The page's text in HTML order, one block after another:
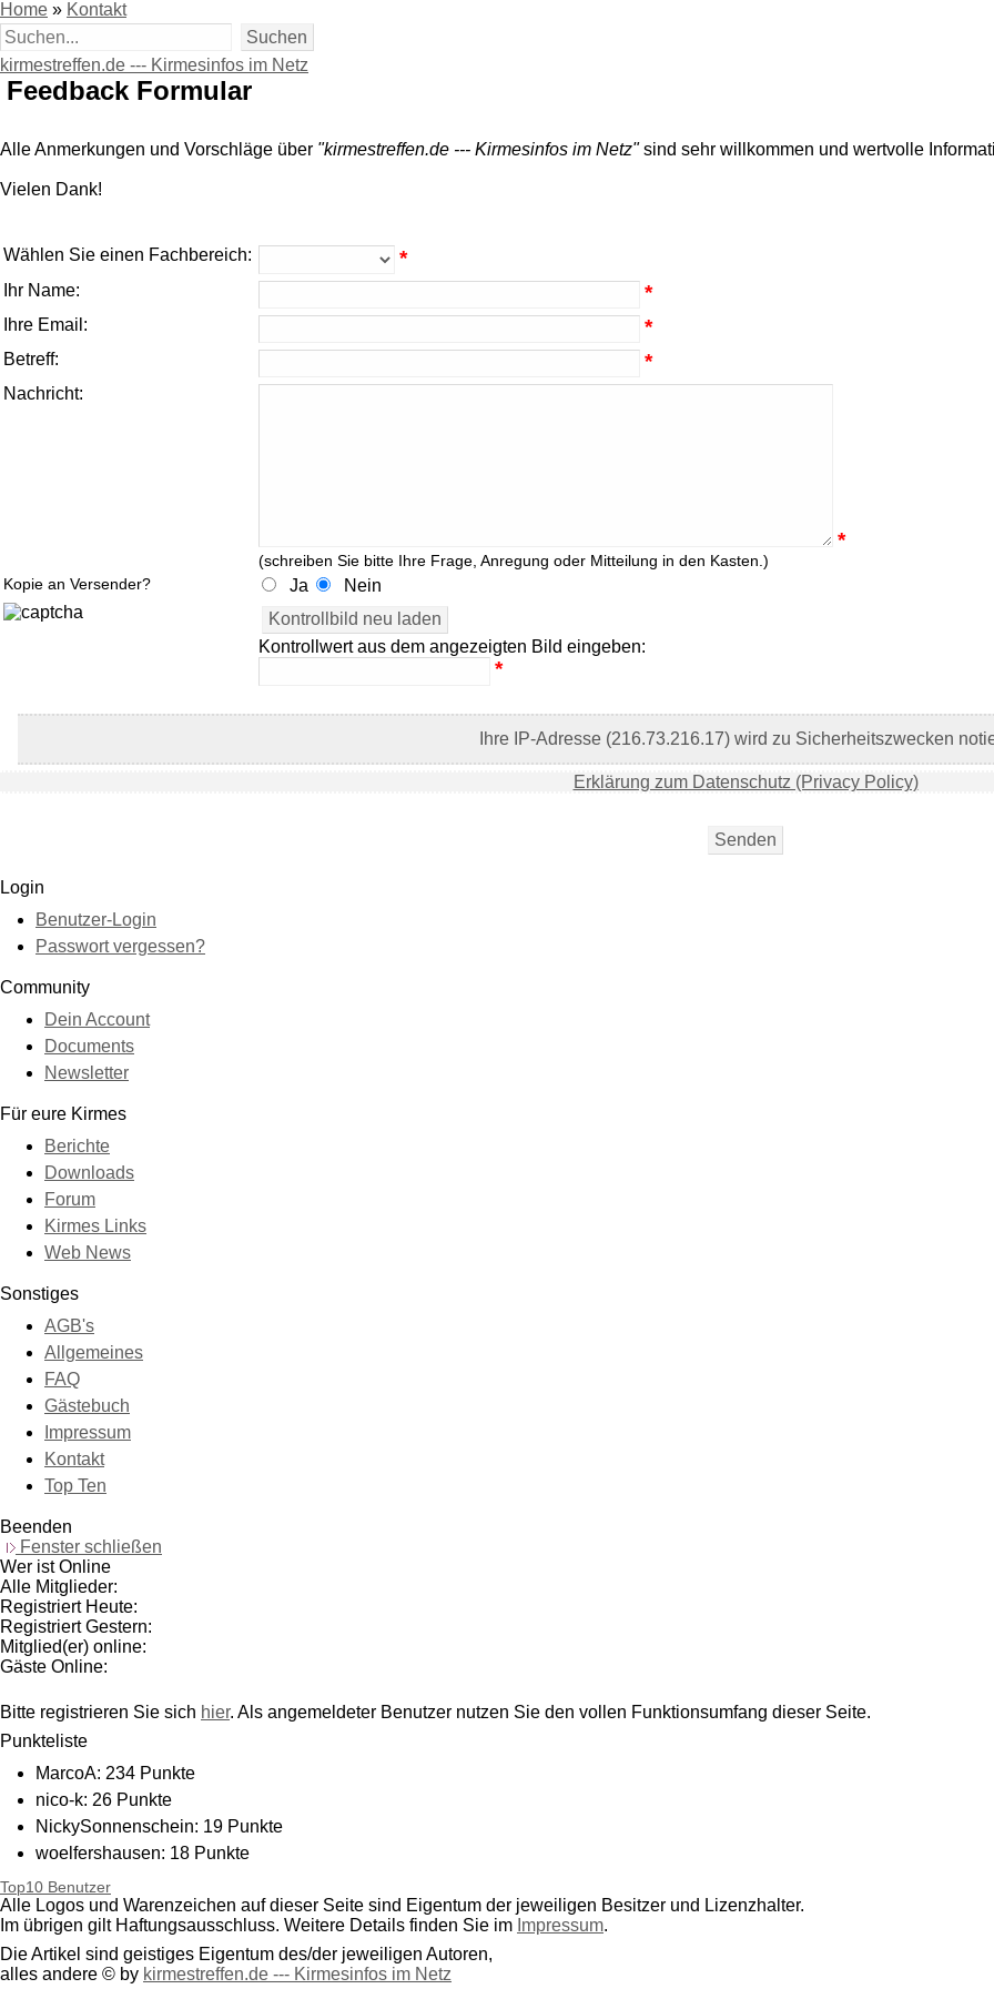
Home » Kontakt
kirmestreffen.de --- Kirmesinfos im Netz
Feedback Formular
Alle Anmerkungen und Vorschläge über "kirmestreffen.de --- Kirmesinfos im Netz"sind sehr willkommen und wertvolle
Vielen Dank!
Wählen Sie einen Fachbereich: *
Ihr Name: *
Ihre Email: *
Betreff: *
Nachricht:
*
(schreiben Sie bitte Ihre Frage, Anregung oder Mitteilung in den Kasten.)
Kopie an Versender?
Ja Nein
Kontrollwert aus dem angezeigten Bild eingeben:
*
Ihre IP-Adresse (216.73.216.17) wird zu Sicherheitszwecken
Erklärung zum Datenschutz (Privacy Policy)
Login
Benutzer-Login
Passwort vergessen?
Community
Dein Account
Documents
Newsletter
Für eure Kirmes
Berichte
Downloads
Forum
Kirmes Links
Web News
Sonstiges
AGB's
Allgemeines
FAQ
Gästebuch
Impressum
Kontakt
Top Ten
Beenden
Fenster schließen
Wer ist Online
Alle Mitglieder:
Registriert Heute:
Registriert Gestern:
Mitglied(er) online:
Gäste Online:
Bitte registrieren Sie sich hier. Als angemeldeter Benutzer nutzen Sie den vollen Funktionsumfang dieser Seite.
Punkteliste
MarcoA: 234 Punkte
nico-k: 26 Punkte
NickySonnenschein: 19 Punkte
woelfershausen: 18 Punkte
EnricoM: 17 Punkte
Heyy: 14 Punkte
klaus: 13 Punkte
Wolfgang_Herr: 9 Punkte
Top10 Benutzer
Alle Logos und Warenzeichen auf dieser Seite sind Eigentum der jeweiligen Besitzer und Lizenzhalter.
Im übrigen gilt Haftungsausschluss. Weitere Details finden Sie im Impressum.
Die Artikel sind geistiges Eigentum des/der jeweiligen Autoren,
alles andere © by kirmestreffen.de --- Kirmesinfos im Netz